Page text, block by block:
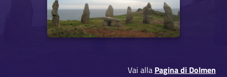
Vai alla Pagina di Dolmen